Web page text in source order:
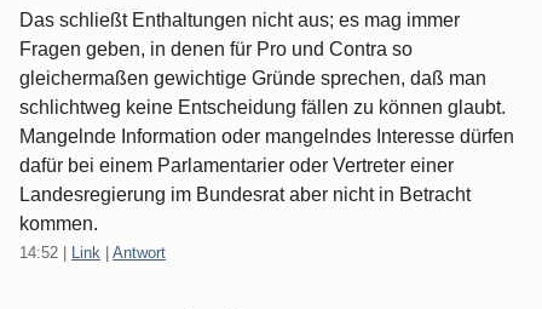
Das schließt Enthaltungen nicht aus; es mag immer
Fragen geben, in denen für Pro und Contra so
gleichermaßen gewichtige Gründe sprechen, daß man
schlichtweg keine Entscheidung fällen zu können glaubt.
Mangelnde Information oder mangelndes Interesse dürfen
dafür bei einem Parlamentarier oder Vertreter einer
Landesregierung im Bundesrat aber nicht in Betracht
kommen.
14:52 Link Antwort